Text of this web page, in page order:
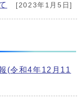
[2023年1月5日]
(令和4年12月11